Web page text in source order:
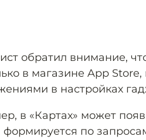
обратил внимание,
в магазине App
в настройках
в «Картах» может
формируется по